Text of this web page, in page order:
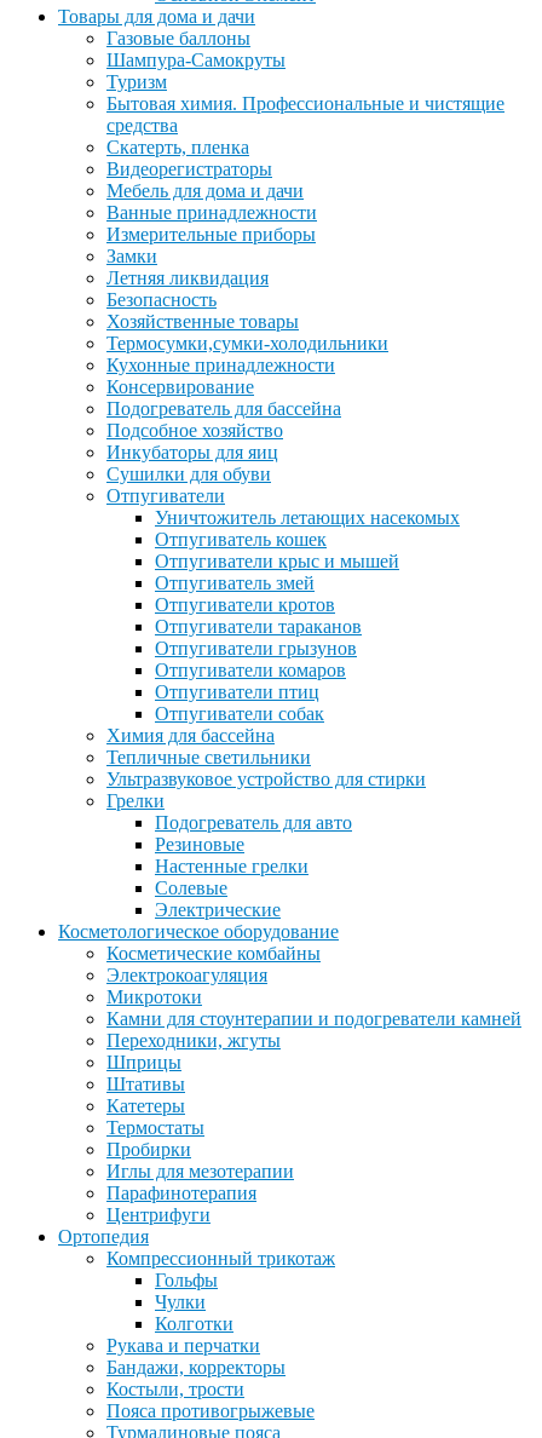
Товары для дома и дачи
Газовые баллоны
Шампура-Самокруты
Туризм
Бытовая химия. Профессиональные и чистящие
средства
Скатерть, пленка
Видеорегистраторы
Мебель для дома и дачи
Ванные принадлежности
Измерительные приборы
Замки
Летняя ликвидация
Безопасность
Хозяйственные товары
Термосумки,сумки-холодильники
Кухонные принадлежности
Консервирование
Подогреватель для бассейна
Подсобное хозяйство
Инкубаторы для яиц
Сушилки для обуви
Отпугиватели
Уничтожитель летающих насекомых
Отпугиватель кошек
Отпугиватели крыс и мышей
Отпугиватель змей
Отпугиватели кротов
Отпугиватели тараканов
Отпугиватели грызунов
Отпугиватели комаров
Отпугиватели птиц
Отпугиватели собак
Химия для бассейна
Тепличные светильники
Ультразвуковое устройство для стирки
Грелки
Подогреватель для авто
Резиновые
Настенные грелки
Солевые
Электрические
Косметологическое оборудование
Косметические комбайны
Электрокоагуляция
Микротоки
Камни для стоунтерапии и подогреватели камней
Переходники, жгуты
Шприцы
Штативы
Катетеры
Термостаты
Пробирки
Иглы для мезотерапии
Парафинотерапия
Центрифуги
Ортопедия
Компрессионный трикотаж
Гольфы
Чулки
Колготки
Рукава и перчатки
Бандажи, корректоры
Костыли, трости
Пояса противогрыжевые
Турмалиновые пояса